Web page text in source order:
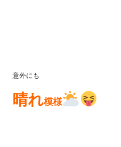
意外にも
晴れ模様